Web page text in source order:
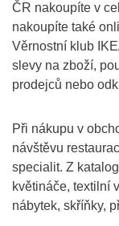
ČR nakoupíte v
nakoupíte také
Věrnostní klub
slevy na zboží,
prodejců nebo
Při nákupu v
návštěvu
specialit. Z
květináče, textilní
nábytek, skříňky,